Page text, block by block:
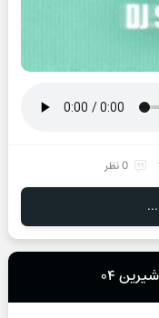
0 نظر
۰۴